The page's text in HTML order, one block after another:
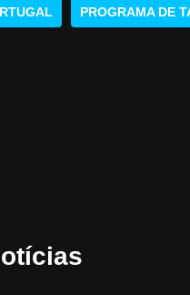
PROGRAMA DE